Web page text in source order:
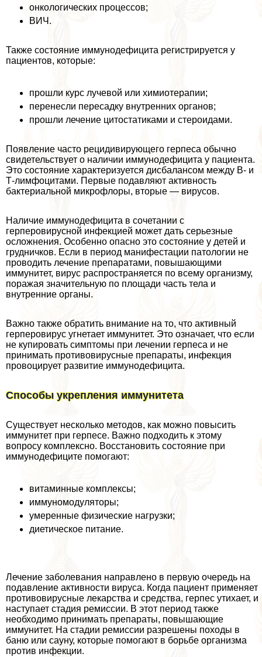
oнкoлoгических процессов;
ВИЧ.
Также состояние иммунодефицита регистрируется у
пациентов, которые:
прошли курс лучевой или химиотерапии;
перенесли пересадку внутренних органов;
прошли лечение цитостатиками и стероидами.
Появление часто рецидивирующего гepпeса обычно
свидетельствует о наличии иммунодефицита у пациента.
Это состояние хаpaктеризуется дисбалансом между В- и
Т-лимфоцитами. Первые подавляют активность
бактериальной микрофлоры, вторые — вирусов.
Наличие иммунодефицита в сочетании с
герперовирусной инфекцией может дать серьезные
осложнения. Особенно опасно это состояние у детей и
грудничков. Если в период манифестации патологии не
проводить лечение препаратами, повышающими
иммунитет, вирус распространяется по всему организму,
поражая значительную по площади часть тела и
внутренние органы.
Важно также обратить внимание на то, что активный
герперовирус угнетает иммунитет. Это означает, что если
не купировать симптомы при лечении гepпeса и не
принимать противовирусные препараты, инфекция
провоцирует развитие иммунодефицита.
Способы укрепления иммунитета
Существует несколько методов, как можно повысить
иммунитет при гepпeсе. Важно подходить к этому
вопросу комплексно. Восстановить состояние при
иммунодефиците помогают:
витаминные комплексы;
иммуномодуляторы;
умеренные физические нагрузки;
диетическое питание.
Лечение заболевания направлено в первую очередь на
подавление активности вируса. Когда пациент применяет
противовирусные лекарства и средства, гepпeс утихает, и
наступает стадия ремиссии. В этот период также
необходимо принимать препараты, повышающие
иммунитет. На стадии ремиссии разрешены походы в
баню или сауну, которые помогают в борьбе организма
против инфекции.